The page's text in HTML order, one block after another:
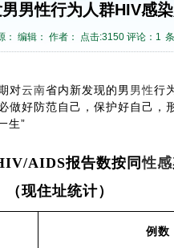
男性行为人群HIV感
： 编辑： 作者： 点击:3150 评论： 1
对云南省内新发现的男 男性行
做好防范自己，保护好自己，
生”
AIDS报告数按同性感
（现住址统计）
例数